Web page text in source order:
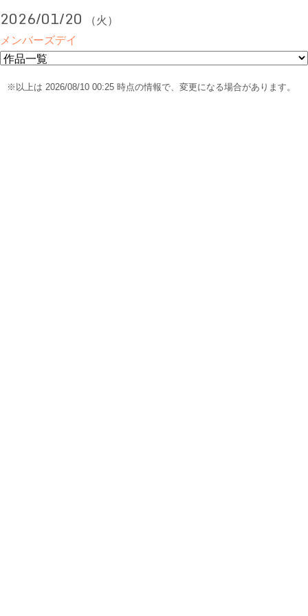
2026/01/20
（火）
メンバーズデイ
※以上は 2026/08/10 00:25 時点の情報で、変更になる場合があります。